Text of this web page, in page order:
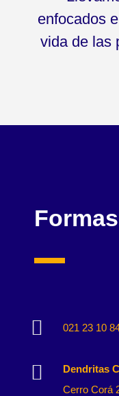
enfocados
vida de las
 021 23 10

Dendritas
Cerro Corá